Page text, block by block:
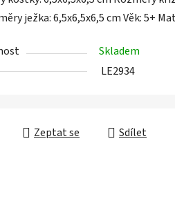
ježka: 6,5x6,5x6,5 cm Věk: 5+
Skladem
LE2934
Zeptat se Sdílet